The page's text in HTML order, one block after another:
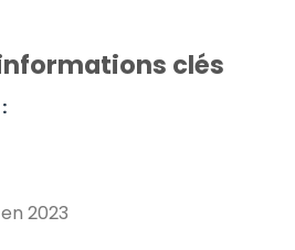
clés
2023